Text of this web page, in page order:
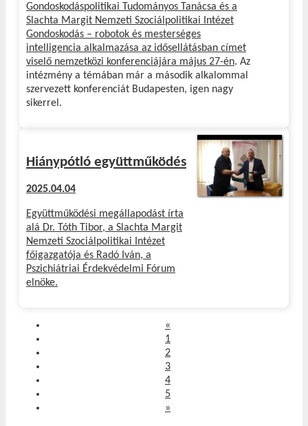
Gondoskodáspolitikai Tudományos Tanácsa és a
Slachta Margit Nemzeti Szociálpolitikai Intézet
Gondoskodás – robotok és mesterséges
intelligencia alkalmazása az idősellátásban címet
viselő nemzetközi konferenciájára május 27-én. Az
intézmény a témában már a második alkalommal
szervezett konferenciát Budapesten, igen nagy
sikerrel.
Hiánypótló együttműködés
2025.04.04
Együttműködési megállapodást írta
alá Dr. Tóth Tibor, a Slachta Margit
Nemzeti Szociálpolitikai Intézet
főigazgatója és Radó Iván, a
Pszichiátriai Érdekvédelmi Fórum
elnöke.
«
1
2
3
4
5
»